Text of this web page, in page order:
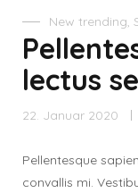
New trending,
lectus
22. Januar 2020
Pellentesque
convallis mi.